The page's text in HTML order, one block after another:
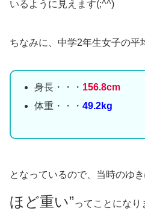
いるように見えます(;^^)
ちなみに、中学2年生女子の平
身長・・・ 156.8cm
体重・・・49.2kg
となっているので、当時のゆ
ほど重い”ってことになり